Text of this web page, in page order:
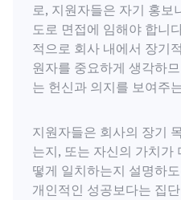
로, 지원자들은 자기 홍보
도로 면접에 임해야 합니
적으로 회사 내에서 장기
원자를 중요하게 생각하
는 헌신과 의지를 보여주
지원자들은 회사의 장기
는지, 또는 자신의 가치가
떻게 일치하는지 설명하
개인적인 성공보다는 집